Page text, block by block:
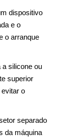
dispositivo
e o
o arranque
a silicone ou
superior
o
separado
da máquina